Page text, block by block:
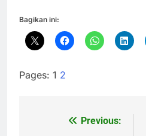
Bagikan ini:
Pages: 1 2
NavigasiPrevious: